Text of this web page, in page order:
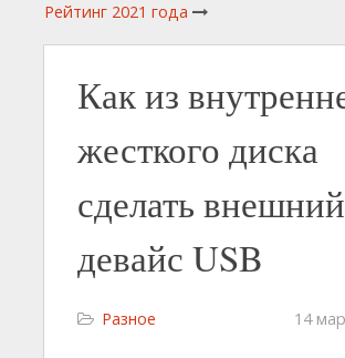
Рейтинг 2021 года
Как из
жесткого диска
сделать внешний
девайс USB
Разное 14